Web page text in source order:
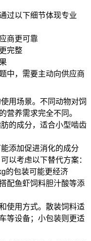
过以下细节体现专业
商更可靠
完整
中，需要主动向供应商
用场景。不同动物对饲
营养需求完全不同。
的成分，适合小型啮齿
添加促进消化的成分
以考虑以下替代方案：
的包装可能更经济
配鱼虾饲料胆汁酸等添
使用方式。 散装饲料适
等设备；小包装则更适